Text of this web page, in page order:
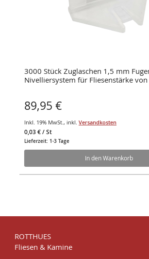
3000 Stück Zuglaschen 1,5 mm
Nivelliersystem für Fliesenstärke
89,95 €
Inkl. 19% MwSt., inkl. Versandkosten
0,03 €/ St
Lieferzeit: 1-3 Tage
In den Warenkorb
ROTTHUES
Fliesen & Kamine